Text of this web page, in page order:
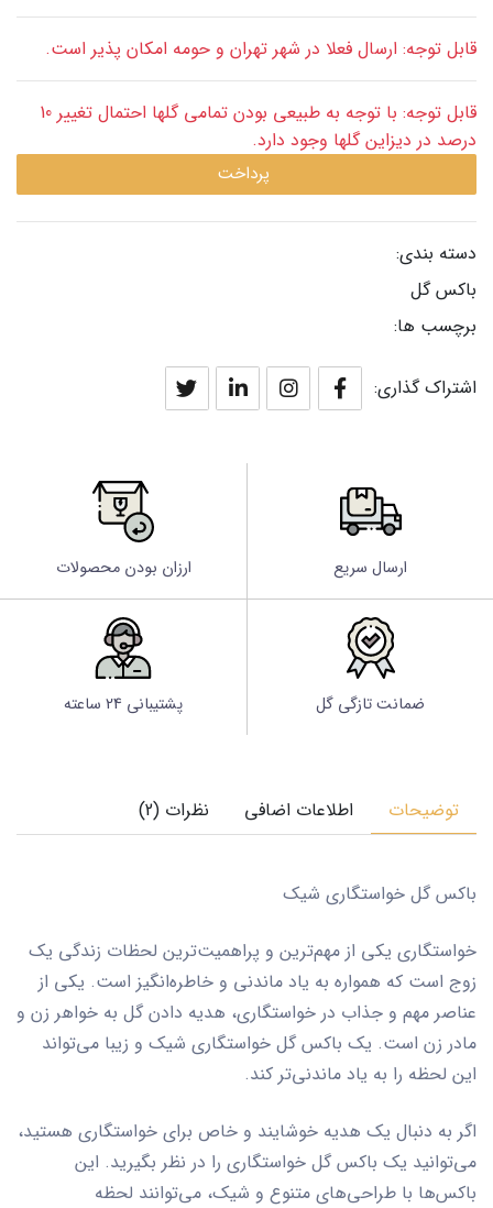
قابل توجه: ارسال فعلا در شهر تهران و حومه امکان پذیر است.
قابل توجه: با توجه به طبیعی بودن تمامی گلها احتمال تغییر 10
درصد در دیزاین گلها وجود دارد.
پرداخت
دسته بندی:
باکس گل
برچسب ها:
اشتراک گذاری:
ارسال سریع ارزان بودن محصولات
ضمانت تازگی گل پشتیبانی 24 ساعته
توضیحات اطلاعات اضافی نظرات (2)
باکس گل خواستگاری شیک
خواستگاری یکی از مهم‌ترین و پراهمیت‌ترین لحظات زندگی یک
زوج است که همواره به یاد ماندنی و خاطره‌انگیز است. یکی از
عناصر مهم و جذاب در خواستگاری، هدیه دادن گل به خواهر زن و
مادر زن است. یک باکس گل خواستگاری شیک و زیبا می‌تواند
این لحظه را به یاد ماندنی‌تر کند.
اگر به دنبال یک هدیه خوشایند و خاص برای خواستگاری هستید،
می‌توانید یک باکس گل خواستگاری را در نظر بگیرید. این
باکس‌ها با طراحی‌های متنوع و شیک، می‌توانند لحظه